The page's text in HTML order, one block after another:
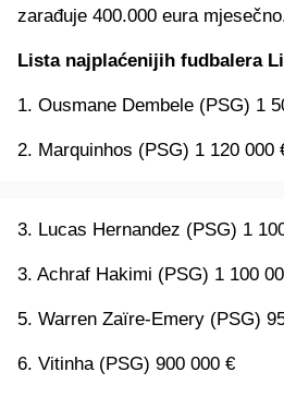
zarađuje 400.000 eura
Lista najplaćenijih fudbalera
1. Ousmane Dembele (PSG) 1
2. Marquinhos (PSG) 1 120 000
3. Lucas Hernandez (PSG) 1
3. Achraf Hakimi (PSG) 1 100
5. Warren Zaïre-Emery (PSG)
6. Vitinha (PSG) 900 000 €